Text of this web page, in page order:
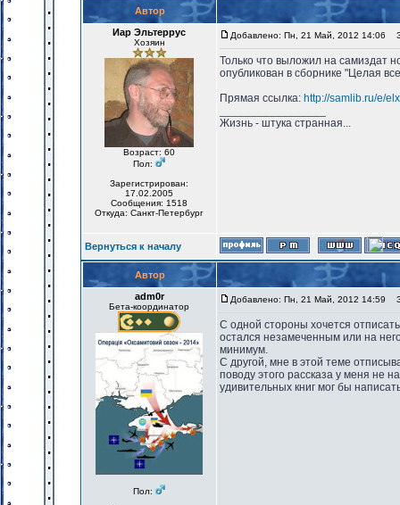
Автор
Иар Эльтеррус
Хозяин
Возраст: 60
Пол:
Зарегистрирован:
17.02.2005
Сообщения: 1518
Откуда: Санкт-Петербург
Добавлено: Пн, 21 Май, 2012 14:06
Только что выложил на самиздат
опубликован в сборнике "Целая
Прямая ссылка: http://samlib.ru/e/
Жизнь - штука странная...
Вернуться к началу
Автор
adm0r
Бета-координатор
Пол:
Добавлено: Пн, 21 Май, 2012 14:59
С одной стороны хочется
остался незамеченным или на
минимум.
С другой, мне в этой теме
поводу этого рассказа у меня не
удивительных книг мог бы